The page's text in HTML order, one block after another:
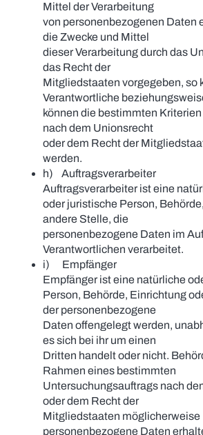
Mittel der Verarbeitung
von personenbezogenen Daten
die Zwecke und Mittel
dieser Verarbeitung durch das
das Recht der
Mitgliedstaaten vorgegeben, so
Verantwortliche
können die bestimmten
nach dem Unionsrecht
oder dem Recht der
werden.
h) Auftragsverarbeiter
Auftragsverarbeiter ist eine
oder juristische Person,
andere Stelle, die
personenbezogene Daten im
Verantwortlichen verarbeitet.
i) Empfänger
Empfänger ist eine natürliche
Person, Behörde, Einrichtung
der personenbezogene
Daten offengelegt werden,
es sich bei ihr um einen
Dritten handelt oder nicht.
Rahmen eines bestimmten
Untersuchungsauftrags nach
oder dem Recht der
Mitgliedstaaten möglicherweise
personenbezogene Daten